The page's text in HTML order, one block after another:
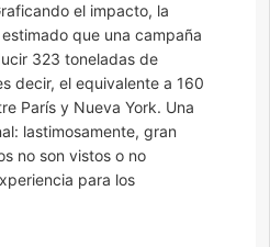
el impacto, la
que una campaña
323 toneladas de
decir, el equivalente a 160
París y Nueva York. Una
lastimosamente, gran
no son vistos o no
para los